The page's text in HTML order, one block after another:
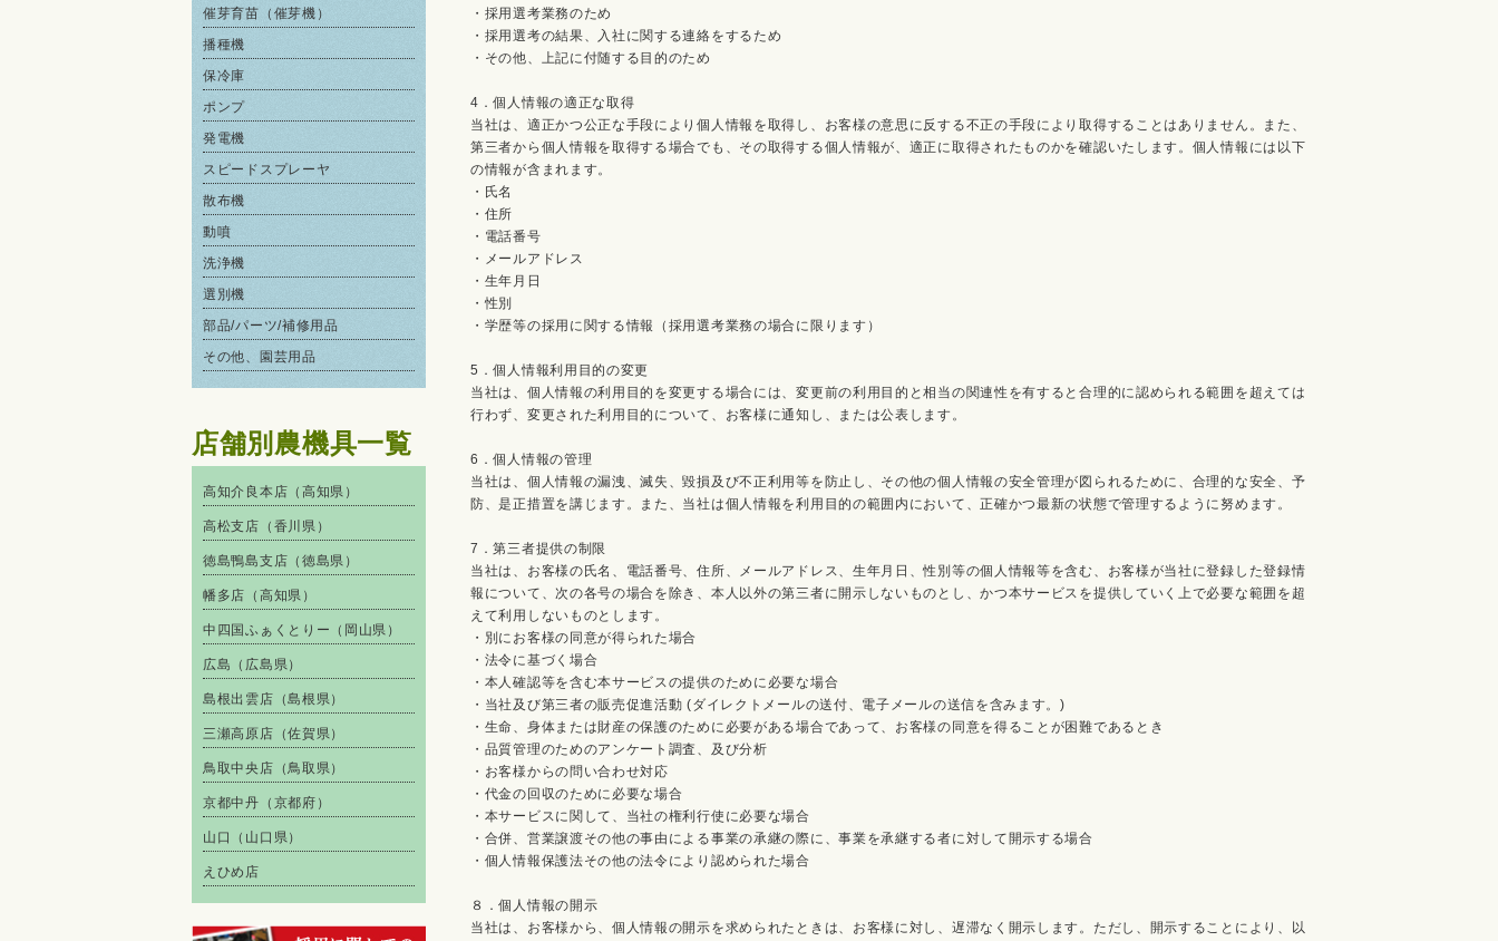
催芽育苗（催芽機）
播種機
保冷庫
ポンプ
発電機
スピードスプレーヤ
散布機
動噴
洗浄機
選別機
部品/パーツ/補修用品
その他、園芸用品
店舗別農機具一覧
高知介良本店（高知県）
高松支店（香川県）
徳島鴨島支店（徳島県）
幡多店（高知県）
中四国ふぁくとりー（岡山県）
広島（広島県）
島根出雲店（島根県）
三瀬高原店（佐賀県）
鳥取中央店（鳥取県）
京都中丹（京都府）
山口（山口県）
えひめ店
・採用選考業務のため
・採用選考の結果、入社に関する連絡をするため
・その他、上記に付随する目的のため
4．個人情報の適正な取得
当社は、適正かつ公正な手段により個人情報を取得し、お客様の意思に反する不正の手段により取得することはありません。また、
第三者から個人情報を取得する場合でも、その取得する個人情報が、適正に取得されたものかを確認いたします。個人情報には以下
の情報が含まれます。
・氏名
・住所
・電話番号
・メールアドレス
・生年月日
・性別
・学歴等の採用に関する情報（採用選考業務の場合に限ります）
5．個人情報利用目的の変更
当社は、個人情報の利用目的を変更する場合には、変更前の利用目的と相当の関連性を有すると合理的に認められる範囲を超えては
行わず、変更された利用目的について、お客様に通知し、または公表します。
6．個人情報の管理
当社は、個人情報の漏洩、滅失、毀損及び不正利用等を防止し、その他の個人情報の安全管理が図られるために、合理的な安全、予
防、是正措置を講じます。また、当社は個人情報を利用目的の範囲内において、正確かつ最新の状態で管理するように努めます。
7．第三者提供の制限
当社は、お客様の氏名、電話番号、住所、メールアドレス、生年月日、性別等の個人情報等を含む、お客様が当社に登録した登録情
報について、次の各号の場合を除き、本人以外の第三者に開示しないものとし、かつ本サービスを提供していく上で必要な範囲を超
えて利用しないものとします。
・別にお客様の同意が得られた場合
・法令に基づく場合
・本人確認等を含む本サービスの提供のために必要な場合
・当社及び第三者の販売促進活動 (ダイレクトメールの送付、電子メールの送信を含みます。)
・生命、身体または財産の保護のために必要がある場合であって、お客様の同意を得ることが困難であるとき
・品質管理のためのアンケート調査、及び分析
・お客様からの問い合わせ対応
・代金の回収のために必要な場合
・本サービスに関して、当社の権利行使に必要な場合
・合併、営業譲渡その他の事由による事業の承継の際に、事業を承継する者に対して開示する場合
・個人情報保護法その他の法令により認められた場合
８．個人情報の開示
当社は、お客様から、個人情報の開示を求められたときは、お客様に対し、遅滞なく開示します。ただし、開示することにより、以